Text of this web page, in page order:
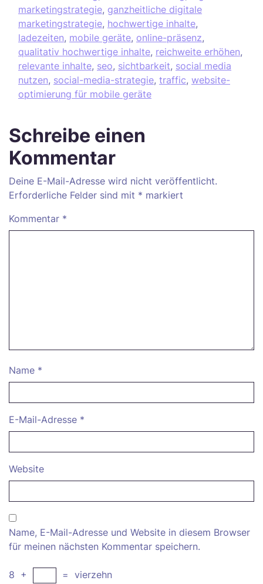
marketingstrategie, ganzheitliche digitale
marketingstrategie, hochwertige inhalte,
ladezeiten, mobile geräte, online-präsenz,
qualitativ hochwertige inhalte, reichweite erhöhen,
relevante inhalte, seo, sichtbarkeit, social media
nutzen, social-media-strategie, traffic, website-
optimierung für mobile geräte
Schreibe einen
Kommentar
Deine E-Mail-Adresse wird nicht veröffentlicht.
Erforderliche Felder sind mit * markiert
Kommentar *
Name *
E-Mail-Adresse *
Website
Name, E-Mail-Adresse und Website in diesem Browser
für meinen nächsten Kommentar speichern.
8 + = vierzehn